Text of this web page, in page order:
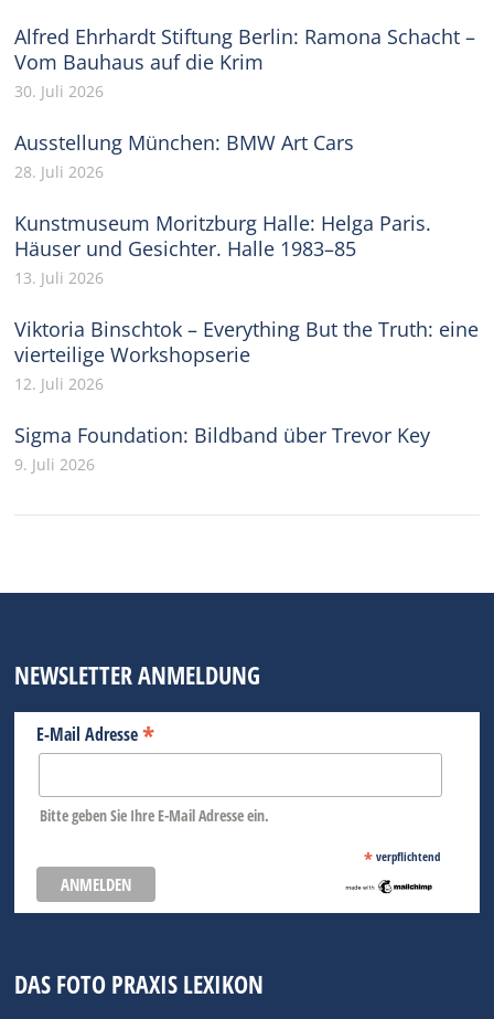
Alfred Ehrhardt Stiftung Berlin: Ramona Schacht –
Vom Bauhaus auf die Krim
30. Juli 2026
Ausstellung München: BMW Art Cars
28. Juli 2026
Kunstmuseum Moritzburg Halle: Helga Paris.
Häuser und Gesichter. Halle 1983–85
13. Juli 2026
Viktoria Binschtok – Everything But the Truth: eine
vierteilige Workshopserie
12. Juli 2026
Sigma Foundation: Bildband über Trevor Key
9. Juli 2026
NEWSLETTER ANMELDUNG
E-Mail Adresse*
Bitte geben Sie Ihre E-Mail Adresse ein.
* verpflichtend
DAS FOTO PRAXIS LEXIKON